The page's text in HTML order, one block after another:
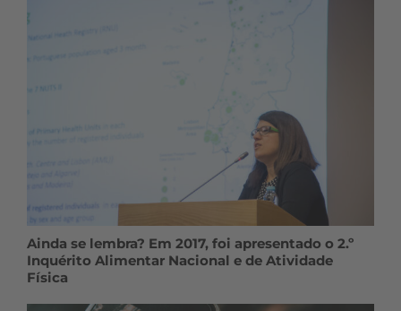
Ainda se lembra? Em 2017, foi apresentado o 2.º
Inquérito Alimentar Nacional e de Atividade
Física